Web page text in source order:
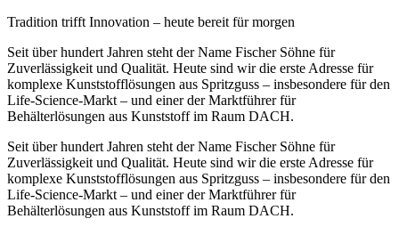
Tradition trifft Innovation – heute bereit für morgen
Seit über hundert Jahren steht der Name Fischer Söhne für
Zuverlässigkeit und Qualität. Heute sind wir die erste Adresse für
komplexe Kunststofflösungen aus Spritzguss – insbesondere für den
Life-Science-Markt – und einer der Marktführer für
Behälterlösungen aus Kunststoff im Raum DACH.
Seit über hundert Jahren steht der Name Fischer Söhne für
Zuverlässigkeit und Qualität. Heute sind wir die erste Adresse für
komplexe Kunststofflösungen aus Spritzguss – insbesondere für den
Life-Science-Markt – und einer der Marktführer für
Behälterlösungen aus Kunststoff im Raum DACH.